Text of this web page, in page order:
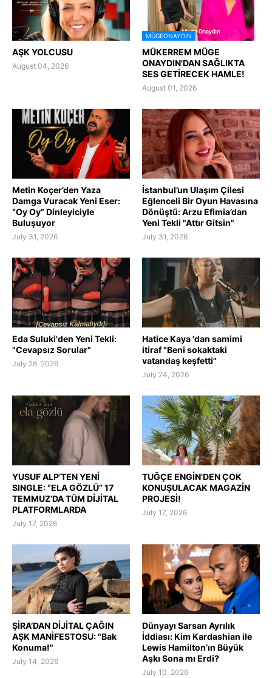
AŞK YOLCUSU
August 04, 2026
MÜGEONAYDIN
MÜKERREM MÜGE
ONAYDIN'DAN SAĞLIKTA
SES GETİRECEK HAMLE!
August 01, 2026
Metin Koçer’den Yaza
Damga Vuracak Yeni Eser:
“Oy Oy” Dinleyiciyle
Buluşuyor
July 31, 2026
İstanbul’un Ulaşım Çilesi
Eğlenceli Bir Oyun Havasına
Dönüştü: Arzu Efimia’dan
Yeni Tekli "Attır Gitsin"
July 31, 2026
Eda Suluki'den Yeni Tekli:
"Cevapsız Sorular"
July 28, 2026
Hatice Kaya 'dan samimi
itiraf "Beni sokaktaki
vatandaş keşfetti"
July 24, 2026
YUSUF ALP’TEN YENİ
SINGLE: “ELA GÖZLÜ” 17
TEMMUZ’DA TÜM DİJİTAL
PLATFORMLARDA
July 17, 2026
TUĞÇE ENGİN'DEN ÇOK
KONUŞULACAK MAGAZİN
PROJESİ!
July 17, 2026
ŞİRA’DAN DİJİTAL ÇAĞIN
AŞK MANİFESTOSU: "Bak
Konuma!"
July 14, 2026
Dünyayı Sarsan Ayrılık
İddiası: Kim Kardashian ile
Lewis Hamilton’ın Büyük
Aşkı Sona mı Erdi?
July 10, 2026